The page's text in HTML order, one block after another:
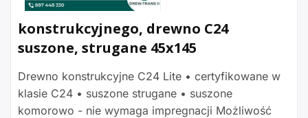
konstrukcyjnego, drewno C24
suszone, strugane 45x145
Drewno konstrukcyjne C24 Lite • certyfikowane w
klasie C24 • suszone strugane • suszone
komorowo - nie wymaga impregnacji Możliwość